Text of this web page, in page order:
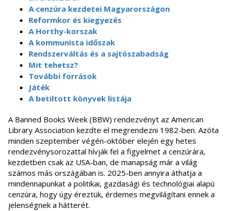
A cenzúra kezdetei Magyarországon
Reformkor és kiegyezés
A Horthy-korszak
A kommunista időszak
Rendszerváltás és a sajtószabadság
Mit tehetsz?
További források
Játék
A betiltott könyvek listája
A Banned Books Week (BBW) rendezvényt az American
Library Association kezdte el megrendezni 1982-ben. Azóta
minden szeptember végén-október elején egy hetes
rendezvénysorozattal hívják fel a figyelmet a cenzúrára,
kezdetben csak az USA-ban, de manapság már a világ
számos más országában is. 2025-ben annyira áthatja a
mindennapunkat a politikai, gazdasági és technológiai alapú
cenzúra, hogy úgy éreztük, érdemes megvilágítani ennek a
jelenségnek a hátterét.